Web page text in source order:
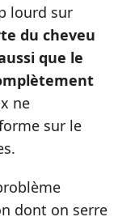
lourd sur
du cheveu
que le
ne
sur le
dont on serre